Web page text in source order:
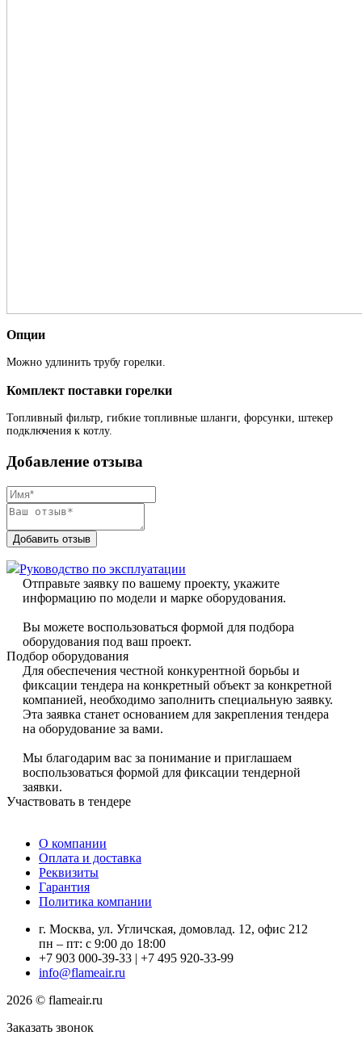
Опции
Можно удлинить трубу горелки.
Комплект поставки горелки
Топливный фильтр, гибкие топливные шланги, форсунки, штекер
подключения к котлу.
Добавление отзыва
Добавить отзыв
Руководство по эксплуатации
Отправьте заявку по вашему проекту, укажите
информацию по модели и марке оборудования.
Вы можете воспользоваться формой для подбора
оборудования под ваш проект.
Подбор оборудования
Для обеспечения честной конкурентной борьбы и
фиксации тендера на конкретный объект за конкретной
компанией, необходимо заполнить специальную заявку.
Эта заявка станет основанием для закрепления тендера
на оборудование за вами.
Мы благодарим вас за понимание и приглашаем
воспользоваться формой для фиксации тендерной
заявки.
Участвовать в тендере
О компании
Оплата и доставка
Реквизиты
Гарантия
Политика компании
г. Москва, ул. Угличская, домовлад. 12, офис 212
пн – пт: с 9:00 до 18:00
+7 903 000-39-33 | +7 495 920-33-99
info@flameair.ru
2026 © flameair.ru
Заказать звонок